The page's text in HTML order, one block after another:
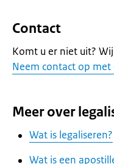
Contact
Komt u er niet uit?
Neem contact op met
Meer over
Wat is legaliseren?
Wat is een